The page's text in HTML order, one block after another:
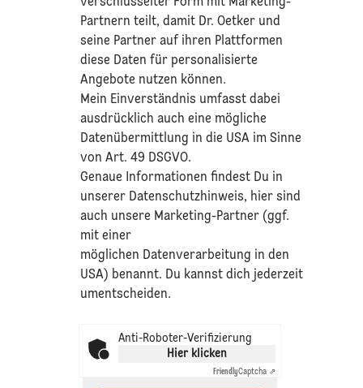
Partnern teilt, damit Dr. Oetker und
seine Partner auf ihren Plattformen
diese Daten für personalisierte
Angebote nutzen können.
Mein Einverständnis umfasst dabei
ausdrücklich auch eine mögliche
Datenübermittlung in die USA im Sinne
von Art. 49 DSGVO.​
​Genaue Informationen findest Du in
unserer Datenschutzhinweis, hier sind
auch unsere Marketing-Partner (ggf.
mit einer
möglichen Datenverarbeitung in den
USA) benannt. Du kannst dich jederzeit
umentscheiden.
Anti-Roboter-Verifizierung
Hier klicken
FriendlyCaptcha ⇗